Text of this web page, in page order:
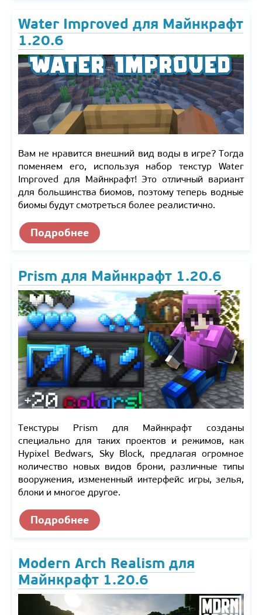
Water Improved для Майнкрафт
1.20.6
Вам не нравится внешний вид воды в игре? Тогда
поменяем его, используя набор текстур Water
Improved для Майнкрафт! Это отличный вариант
для большинства биомов, поэтому теперь водные
биомы будут смотреться более реалистично.
Подробнее
Prism для Майнкрафт 1.20.6
Текстуры Prism для Майнкрафт созданы
специально для таких проектов и режимов, как
Hypixel Bedwars, Sky Block, предлагая огромное
количество новых видов брони, различные типы
вооружения, измененный интерфейс игры, зелья,
блоки и многое другое.
Подробнее
Modern Arch Realism для
Майнкрафт 1.20.6